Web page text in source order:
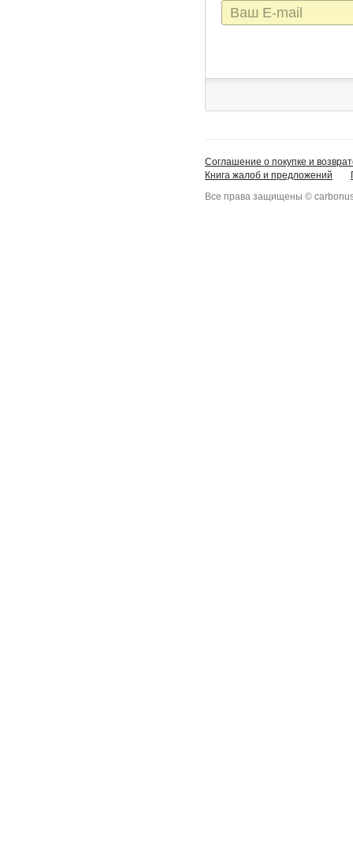
E-
mail
Соглашение о покупке и
Книга жалоб и предложений
Все права защищены ©